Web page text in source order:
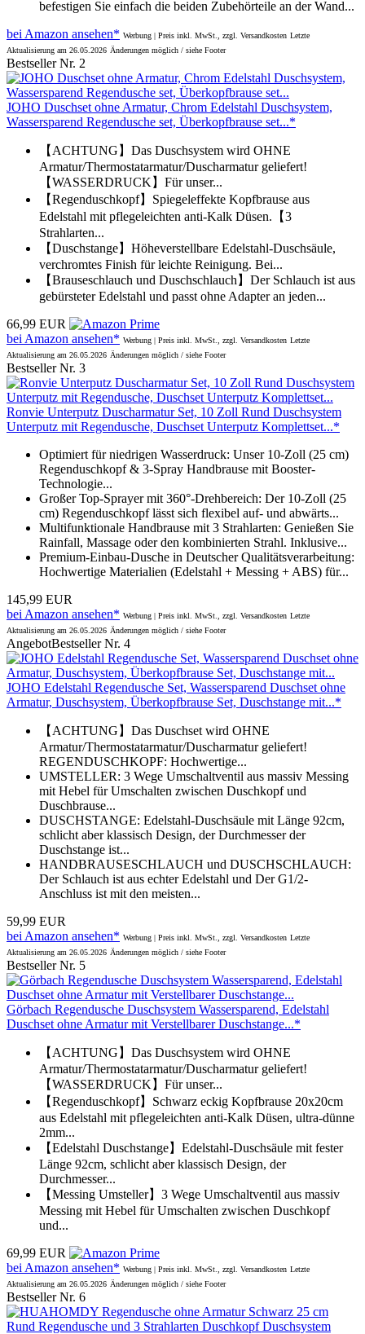
befestigen Sie einfach die beiden Zubehörteile an der Wand...
bei Amazon ansehen* Werbung | Preis inkl. MwSt., zzgl. Versandkosten Letzte
Aktualisierung am 26.05.2026 Änderungen möglich / siehe Footer
Bestseller Nr. 2
JOHO Duschset ohne Armatur, Chrom Edelstahl Duschsystem,
Wassersparend Regendusche set, Überkopfbrause set...*
【ACHTUNG】Das Duschsystem wird OHNE
Armatur/Thermostatarmatur/Duscharmatur geliefert!
【WASSERDRUCK】Für unser...
【Regenduschkopf】Spiegeleffekte Kopfbrause aus
Edelstahl mit pflegeleichten anti-Kalk Düsen.【3
Strahlarten...
【Duschstange】Höheverstellbare Edelstahl-Duschsäule,
verchromtes Finish für leichte Reinigung. Bei...
【Brauseschlauch und Duschschlauch】Der Schlauch ist aus
gebürsteter Edelstahl und passt ohne Adapter an jeden...
66,99 EUR
bei Amazon ansehen* Werbung | Preis inkl. MwSt., zzgl. Versandkosten Letzte
Aktualisierung am 26.05.2026 Änderungen möglich / siehe Footer
Bestseller Nr. 3
Ronvie Unterputz Duscharmatur Set, 10 Zoll Rund Duschsystem
Unterputz mit Regendusche, Duschset Unterputz Komplettset...*
Optimiert für niedrigen Wasserdruck: Unser 10-Zoll (25 cm)
Regenduschkopf & 3-Spray Handbrause mit Booster-
Technologie...
Großer Top-Sprayer mit 360°-Drehbereich: Der 10-Zoll (25
cm) Regenduschkopf lässt sich flexibel auf- und abwärts...
Multifunktionale Handbrause mit 3 Strahlarten: Genießen Sie
Rainfall, Massage oder den kombinierten Strahl. Inklusive...
Premium-Einbau-Dusche in Deutscher Qualitätsverarbeitung:
Hochwertige Materialien (Edelstahl + Messing + ABS) für...
145,99 EUR
bei Amazon ansehen* Werbung | Preis inkl. MwSt., zzgl. Versandkosten Letzte
Aktualisierung am 26.05.2026 Änderungen möglich / siehe Footer
AngebotBestseller Nr. 4
JOHO Edelstahl Regendusche Set, Wassersparend Duschset ohne
Armatur, Duschsystem, Überkopfbrause Set, Duschstange mit...*
【ACHTUNG】Das Duschset wird OHNE
Armatur/Thermostatarmatur/Duscharmatur geliefert!
REGENDUSCHKOPF: Hochwertige...
UMSTELLER: 3 Wege Umschaltventil aus massiv Messing
mit Hebel für Umschalten zwischen Duschkopf und
Duschbrause...
DUSCHSTANGE: Edelstahl-Duschsäule mit Länge 92cm,
schlicht aber klassisch Design, der Durchmesser der
Duschstange ist...
HANDBRAUSESCHLAUCH und DUSCHSCHLAUCH:
Der Schlauch ist aus echter Edelstahl und Der G1/2-
Anschluss ist mit den meisten...
59,99 EUR
bei Amazon ansehen* Werbung | Preis inkl. MwSt., zzgl. Versandkosten Letzte
Aktualisierung am 26.05.2026 Änderungen möglich / siehe Footer
Bestseller Nr. 5
Görbach Regendusche Duschsystem Wassersparend, Edelstahl
Duschset ohne Armatur mit Verstellbarer Duschstange...*
【ACHTUNG】Das Duschsystem wird OHNE
Armatur/Thermostatarmatur/Duscharmatur geliefert!
【WASSERDRUCK】Für unser...
【Regenduschkopf】Schwarz eckig Kopfbrause 20x20cm
aus Edelstahl mit pflegeleichten anti-Kalk Düsen, ultra-dünne
2mm...
【Edelstahl Duschstange】Edelstahl-Duschsäule mit fester
Länge 92cm, schlicht aber klassisch Design, der
Durchmesser...
【Messing Umsteller】3 Wege Umschaltventil aus massiv
Messing mit Hebel für Umschalten zwischen Duschkopf
und...
69,99 EUR
bei Amazon ansehen* Werbung | Preis inkl. MwSt., zzgl. Versandkosten Letzte
Aktualisierung am 26.05.2026 Änderungen möglich / siehe Footer
Bestseller Nr. 6